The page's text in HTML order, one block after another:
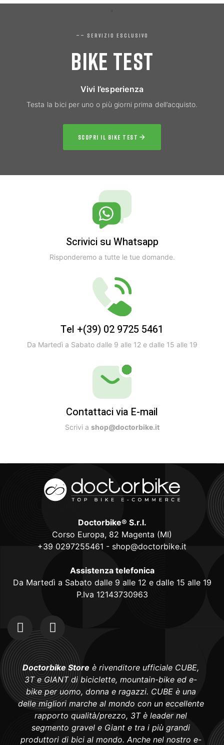
—— SERVIZIO ESCLUSIVO
BIKE TEST
Vivi l’esperienza
Testa la bici per uno o più giorni prima dell’acquisto.
SCOPRI IL BIKE TEST
Scrivici su Whatsapp
Risponderemo a tutte le tue domande.
Tel +(39) 02 9725 5461
Da Martedì a Sabato dalle 9 alle 12 e dalle 15 alle 19
Contattaci via E-mail
Scrivi a shop@doctorbike.it
Doctorbike® S.r.l.
Corso Europa, 82 Magenta (MI)
+39 0297255461 - shop@doctorbike.it
Assistenza telefonica
Da Martedì a Sabato dalle 9 alle 12 e dalle 15 alle 19
P.Iva 12143730963
Doctorbike Store è rivenditore ufficiale CUBE,
3T e GIANT di biciclette, mountain-bike ed e-
bike per uomo, donna e ragazzi. CUBE è una
delle migliori marche al mondo con un eccellente
rapporto qualità/prezzo, 3T è leader nel
segmento gravel e Giant e tra i più grandi
produttori di bici al mondo. Anche nel nostro e-